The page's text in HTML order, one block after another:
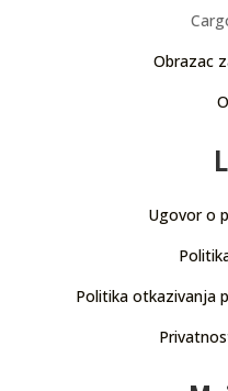
Obrazac
Ugovor o
Politika otkazivanja